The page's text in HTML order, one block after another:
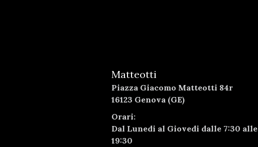
Matteotti
Piazza Giacomo Matteotti 84r
16123 Genova (GE)
Orari:
Dal Lunedi al Giovedi dalle 7:30 alle
19:30